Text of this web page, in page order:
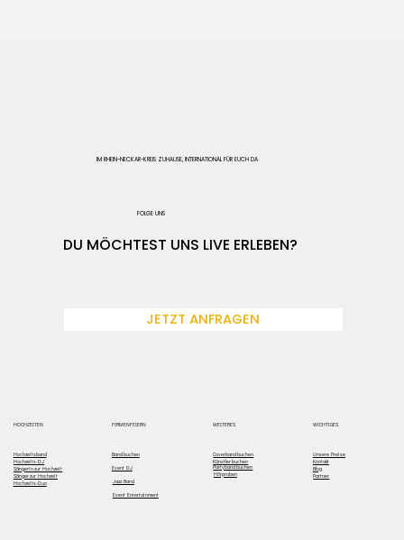
IM RHEIN-NECKAR-KREIS ZUHAUSE, INTERNATIONAL FÜR EUCH DA
FOLGE UNS
FIRMENFEIERN
DU MÖCHTEST UNS LIVE ERLEBEN?
JETZT ANFRAGEN
WEITERES WICHTIGES
HOCHZEITEN
Coverband buchen
Künstler buchen
Partyband buchen
Hörproben
Unsere Preise
Kontakt
Blog
Partner
Hochzeitsband
Hochzeits-DJ
Sängerin zur Hochzeit
Sänger zur Hochzeit
Hochzeits-Duo
Event DJ
Band buchen
Jazz Band
Event Entertainment